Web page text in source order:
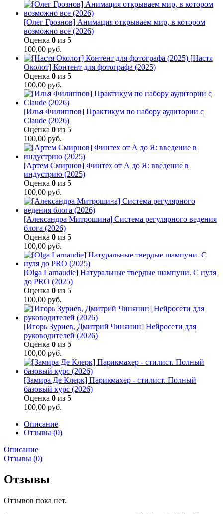
[Олег Грознов] Анимация открываем мир, в котором
возможно все (2026)
Оценка 0 из 5
100,00 руб.
[Настя
Околот] Контент для фотографа (2025)
Оценка 0 из 5
100,00 руб.
[Илья Филиппов] Практикум по набору аудитории с
Claude (2026)
Оценка 0 из 5
100,00 руб.
[Артем Смирнов] Финтех от А до Я: введение в
индустрию (2025)
Оценка 0 из 5
100,00 руб.
[Александра Митрошина] Система регулярного ведения
блога (2026)
Оценка 0 из 5
100,00 руб.
[Olga Larnaudie] Натуральные твердые шампуни. С нуля
до PRO (2025)
Оценка 0 из 5
100,00 руб.
[Игорь Зуриев, Дмитрий Чинянин] Нейросети для
руководителей (2026)
Оценка 0 из 5
100,00 руб.
[Замира Де Клерк] Парикмахер - стилист. Полный
базовый курс (2026)
Оценка 0 из 5
100,00 руб.
Описание
Отзывы (0)
Описание
Отзывы (0)
Отзывы
Отзывов пока нет.